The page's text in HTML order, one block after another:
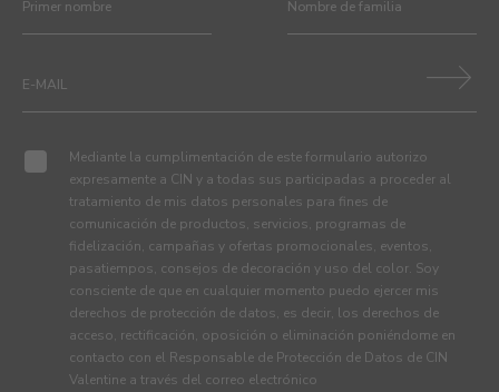
Mediante la cumplimentación de este formulario autorizo
expresamente a CIN y a todas sus participadas a proceder al
tratamiento de mis datos personales para fines de
comunicación de productos, servicios, programas de
fidelización, campañas y ofertas promocionales, eventos,
pasatiempos, consejos de decoración y uso del color. Soy
consciente de que en cualquier momento puedo ejercer mis
derechos de protección de datos, es decir, los derechos de
acceso, rectificación, oposición o eliminación poniéndome en
contacto con el Responsable de Protección de Datos de CIN
Valentine a través del correo electrónico